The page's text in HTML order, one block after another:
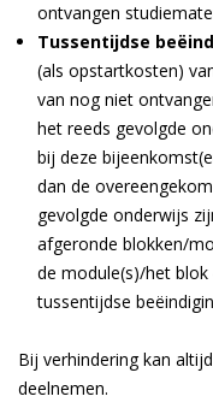
ontvangen
Tussentijdse
(als opstartkosten)
van nog niet
het reeds gevolgde
bij deze
dan de
gevolgde onderwijs
afgeronde blokken/
de module(s)/het
tussentijdse
Bij verhindering kan
deelnemen.